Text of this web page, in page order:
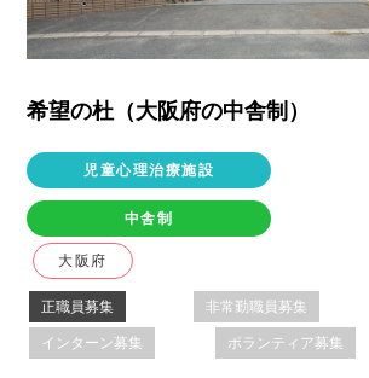
希望の杜（大阪府の中舎制 ）
児童心理治療施設
中舎制
大阪府
正職員募集 非常勤職員募集
インターン募集 ボランティア募集